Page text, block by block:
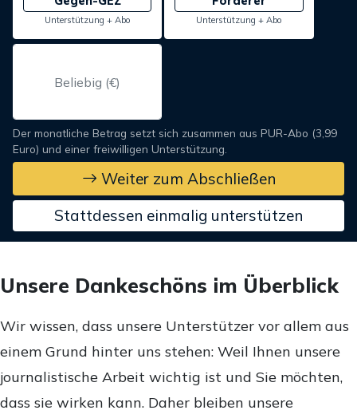
Unterstützung + Abo Unterstützung + Abo
Der monatliche Betrag setzt sich zusammen aus PUR-Abo (3,99
Euro) und einer freiwilligen Unterstützung.
Weiter zum Abschließen
Stattdessen einmalig unterstützen
Unsere Dankeschöns im Überblick
Wir wissen, dass unsere Unterstützer vor allem aus
einem Grund hinter uns stehen: Weil Ihnen unsere
journalistische Arbeit wichtig ist und Sie möchten,
dass sie wirken kann. Daher bleiben unsere